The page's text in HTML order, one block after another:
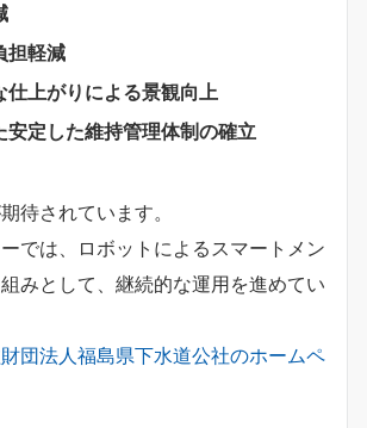
担軽減
仕上がりによる景観向上
安定した維持管理体制の確立
待されています。
では、ロボットによるスマートメン
みとして、継続的な運用を進めてい
団法人福島県下水道公社のホームペ